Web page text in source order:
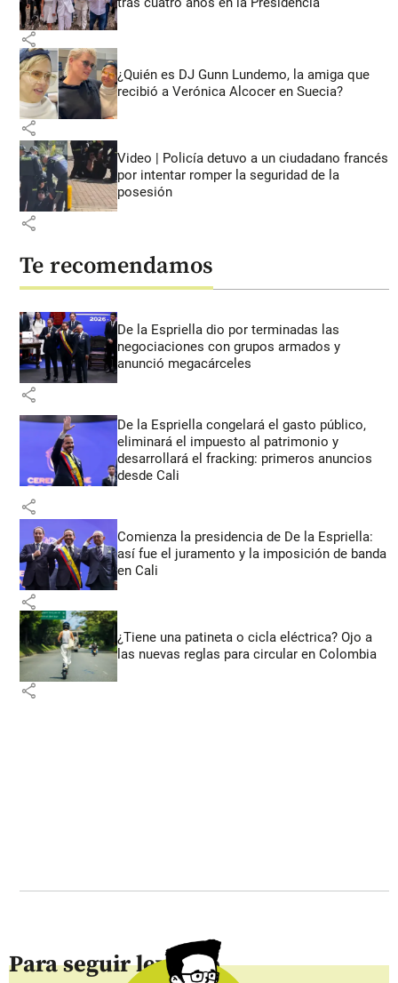
share
¿Quién es DJ Gunn Lundemo, la amiga que
recibió a Verónica Alcocer en Suecia?
share
Video | Policía detuvo a un ciudadano francés
por intentar romper la seguridad de la
posesión
share
Te recomendamos
De la Espriella dio por terminadas las
negociaciones con grupos armados y
anunció megacárceles
share
De la Espriella congelará el gasto público,
eliminará el impuesto al patrimonio y
desarrollará el fracking: primeros anuncios
desde Cali
share
Comienza la presidencia de De la Espriella:
así fue el juramento y la imposición de banda
en Cali
share
¿Tiene una patineta o cicla eléctrica? Ojo a
las nuevas reglas para circular en Colombia
share
Para seguir leyendo